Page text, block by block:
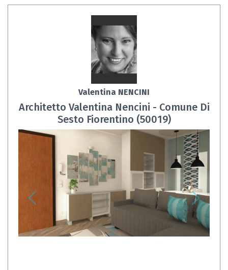
Valentina NENCINI
Architetto Valentina Nencini - Comune Di
Sesto Fiorentino (50019)